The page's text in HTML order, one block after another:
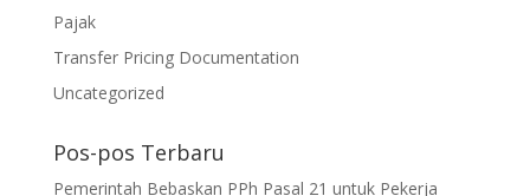
Pajak
Transfer Pricing Documentation
Uncategorized
Pos-pos Terbaru
Pemerintah Bebaskan PPh Pasal 21 untuk Pekerja